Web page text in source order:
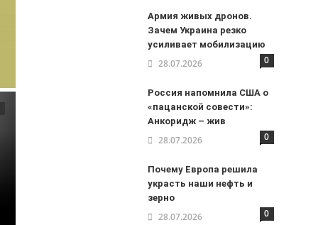
Армия живых дронов.
Зачем Украина резко
усиливает мобилизацию
28.07.2026 0
Россия напомнила США о
«пацанской совести»:
Анкоридж – жив
28.07.2026 0
Почему Европа решила
украсть наши нефть и
зерно
28.07.2026 0